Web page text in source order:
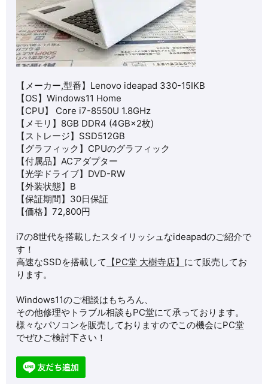
【メーカー,型番】Lenovo ideapad 330-15IKB
【OS】Windows11 Home
【CPU】 Core i7-8550U 1.8GHz
【メモリ】8GB DDR4 (4GB×2枚)
【ストレージ】 SSD512GB
【グラフィック】CPUのグラフィック
【付属品】ACアダプター
【光学ドライブ】DVD-RW
【外装状態】B
【保証期間】30日保証
【価格】72,800円
i7の8世代を搭載したスタイリッシュなideapadのご紹介で
す！
高速なSSDを搭載して 【PC堂 大樹寺店】 にて販売してお
ります。
Windows11のご相談はもちろん、
その他修理やトラブル相談もPC堂にて承っております。
様々なパソコンを販売しておりますのでこの機会にPC堂
でぜひご検討下さい！